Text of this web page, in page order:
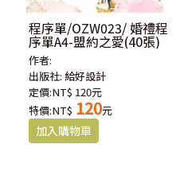
程序單/OZW023/ 婚禮程
序單A4-盟約之愛(40張)
作者:
出版社: 給好設計
定價:NT$ 120元
特價:NT$ 120元